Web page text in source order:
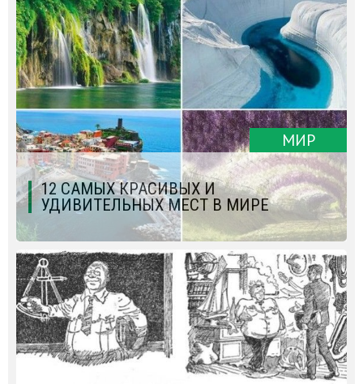
МИР
12 САМЫХ КРАСИВЫХ И
УДИВИТЕЛЬНЫХ МЕСТ В МИРЕ